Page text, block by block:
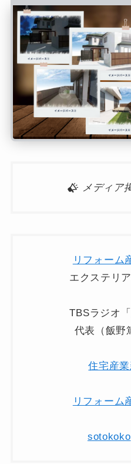
メディア
リフォーム
エクステリ
TBSラジオ「
代表（飯野
住宅産
リフォーム
sotokoko